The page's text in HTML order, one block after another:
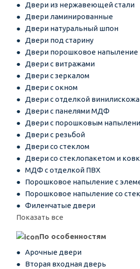
Двери из нержавеющей стали
Двери ламинированные
Двери натуральный шпон
Двери под старину
Двери порошковое
Двери с витражами
Двери с зеркалом
Двери с окном
Двери с отделкой винилискожа
Двери с панелями МДФ
Двери с порошковым
Двери с резьбой
Двери со стеклом
Двери со стеклопакетом и
МДФ с отделкой ПВХ
Порошковое напыление с
Порошковое напыление со
Филенчатые двери
Показать все
По особенностям
Арочные двери
Вторая входная дверь